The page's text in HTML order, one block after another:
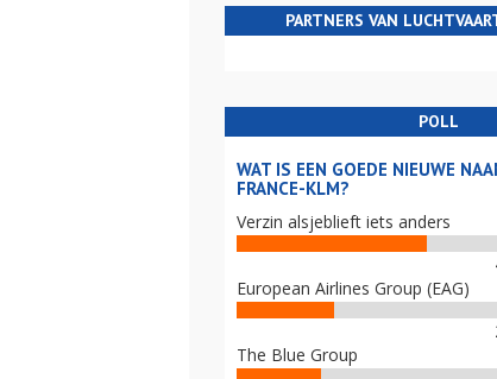
PARTNERS VAN
POLL
WAT IS EEN GOEDE NIEUWE
FRANCE-KLM?
Verzin alsjeblieft iets anders
European Airlines Group (EAG)
The Blue Group